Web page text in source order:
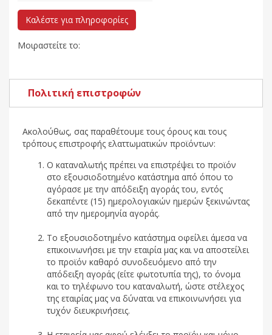
Καλέστε για πληροφορίες
Μοιραστείτε το:
Πολιτική επιστροφών
Ακολούθως, σας παραθέτουμε τους όρους και τους
τρόπους επιστροφής ελαττωματικών προϊόντων:
Ο καταναλωτής πρέπει να επιστρέψει το προϊόν
στο εξουσιοδοτημένο κατάστημα από όπου το
αγόρασε με την απόδειξη αγοράς του, εντός
δεκαπέντε (15) ημερολογιακών ημερών ξεκινώντας
από την ημερομηνία αγοράς.
Το εξουσιοδοτημένο κατάστημα οφείλει άμεσα να
επικοινωνήσει με την εταιρία μας και να αποστείλει
το προϊόν καθαρό συνοδευόμενο από την
απόδειξη αγοράς (είτε φωτοτυπία της), το όνομα
και το τηλέφωνο του καταναλωτή, ώστε στέλεχος
της εταιρίας μας να δύναται να επικοινωνήσει για
τυχόν διευκρινήσεις.